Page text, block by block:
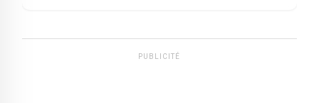
PUBLICITÉ